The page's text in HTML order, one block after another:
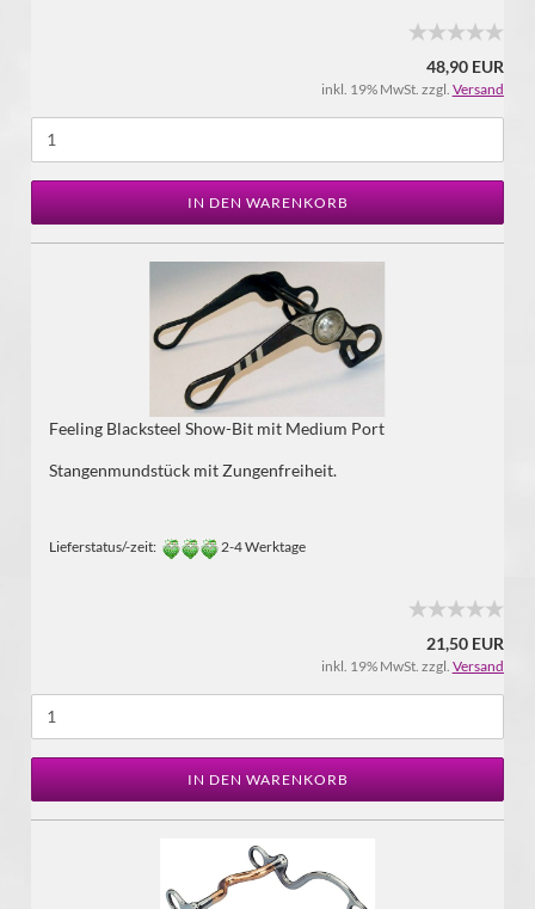
48,90 EUR
inkl. 19% MwSt. zzgl. Versand
IN DEN WARENKORB
Feeling Blacksteel Show-Bit mit Medium Port
Stangenmundstück mit Zungenfreiheit.
Lieferstatus/-zeit: 2-4 Werktage
21,50 EUR
inkl. 19% MwSt. zzgl. Versand
IN DEN WARENKORB